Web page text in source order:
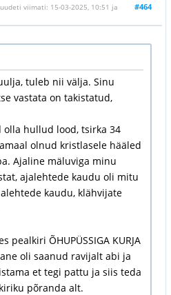
#464
viimati: 15-03-2025, 10:51 ja
tuleb nii välja. Sinu
vastata on takistatud,
hullud lood, tsirka 34
olnud kristlasele hääled
Ajaline mäluviga minu
ajalehtede kaudu oli mitu
kaudu, klähvijate
pealkiri ÕHUPÜSSIGA KURJA
oli saanud ravijalt abi ja
et tegi pattu ja siis teda
põranda alt.